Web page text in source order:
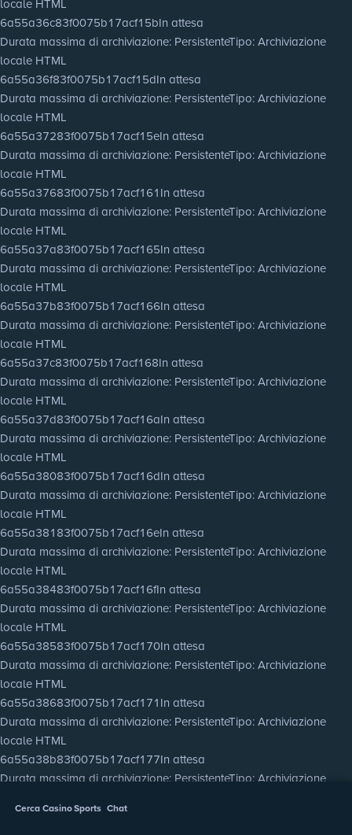
locale HTML
6a55a36c83f0075b17acf15bIn attesa
Durata massima di archiviazione: PersistenteTipo: Archiviazione
locale HTML
6a55a36f83f0075b17acf15dIn attesa
Durata massima di archiviazione: PersistenteTipo: Archiviazione
locale HTML
6a55a37283f0075b17acf15eIn attesa
Durata massima di archiviazione: PersistenteTipo: Archiviazione
locale HTML
6a55a37683f0075b17acf161In attesa
Durata massima di archiviazione: PersistenteTipo: Archiviazione
locale HTML
6a55a37a83f0075b17acf165In attesa
Durata massima di archiviazione: PersistenteTipo: Archiviazione
locale HTML
6a55a37b83f0075b17acf166In attesa
Durata massima di archiviazione: PersistenteTipo: Archiviazione
locale HTML
6a55a37c83f0075b17acf168In attesa
Durata massima di archiviazione: PersistenteTipo: Archiviazione
locale HTML
6a55a37d83f0075b17acf16aIn attesa
Durata massima di archiviazione: PersistenteTipo: Archiviazione
locale HTML
6a55a38083f0075b17acf16dIn attesa
Durata massima di archiviazione: PersistenteTipo: Archiviazione
locale HTML
6a55a38183f0075b17acf16eIn attesa
Durata massima di archiviazione: PersistenteTipo: Archiviazione
locale HTML
6a55a38483f0075b17acf16fIn attesa
Durata massima di archiviazione: PersistenteTipo: Archiviazione
locale HTML
6a55a38583f0075b17acf170In attesa
Durata massima di archiviazione: PersistenteTipo: Archiviazione
locale HTML
6a55a38683f0075b17acf171In attesa
Durata massima di archiviazione: PersistenteTipo: Archiviazione
locale HTML
6a55a38b83f0075b17acf177In attesa
Durata massima di archiviazione: PersistenteTipo: Archiviazione
6a55a38d83f0075b17acf178
CercaCasinoSports Chat